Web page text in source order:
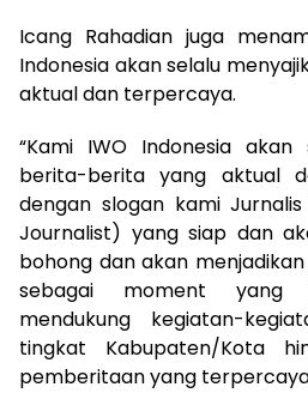
Icang Rahadian juga
Indonesia akan selalu
aktual dan terpercaya.
“Kami IWO Indonesia
berita-berita yang aktual
dengan slogan kami
Journalist) yang siap dan
bohong dan akan
sebagai moment yang
mendukung kegiatan-
tingkat Kabupaten/Kota
pemberitaan yang